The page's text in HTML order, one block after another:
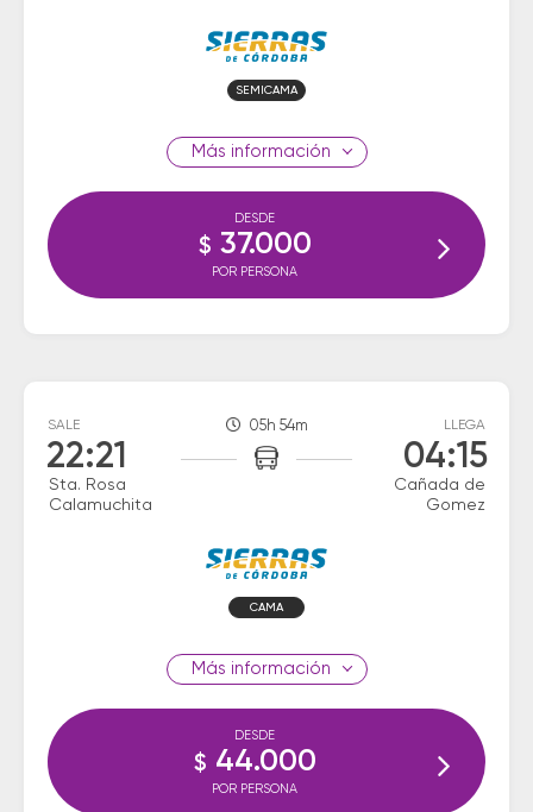
SEMICAMA
información
DESDE
$ 37.000
POR PERSONA
SALE
22:21
Sta. Rosa
Calamuchita
05h 54m LLEGA
04:15
Cañada de
Gomez
CAMA
información
DESDE
$ 44.000
POR PERSONA